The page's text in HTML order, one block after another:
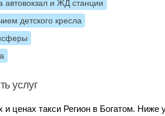
автовокзал и ЖД станции
детского кресла
услуг
ценах такси Регион в Богатом. Ниже